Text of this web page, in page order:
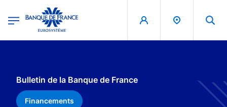
Banque de France - Menu Principal
Bulletin de la Banque de France
Financements